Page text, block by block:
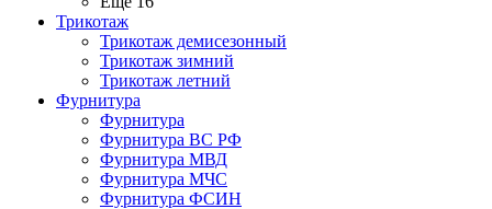
Трикотаж
Трикотаж демисезонный
Трикотаж зимний
Трикотаж летний
Фурнитура
Фурнитура
Фурнитура ВС РФ
Фурнитура МВД
Фурнитура МЧС
Фурнитура ФСИН